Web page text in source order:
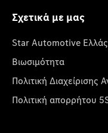
Σχετικά με μας
Star Automotive Ελλάς
Βιωσιμότητα
Πολιτική Διαχείρισης
Πολιτική απορρήτου